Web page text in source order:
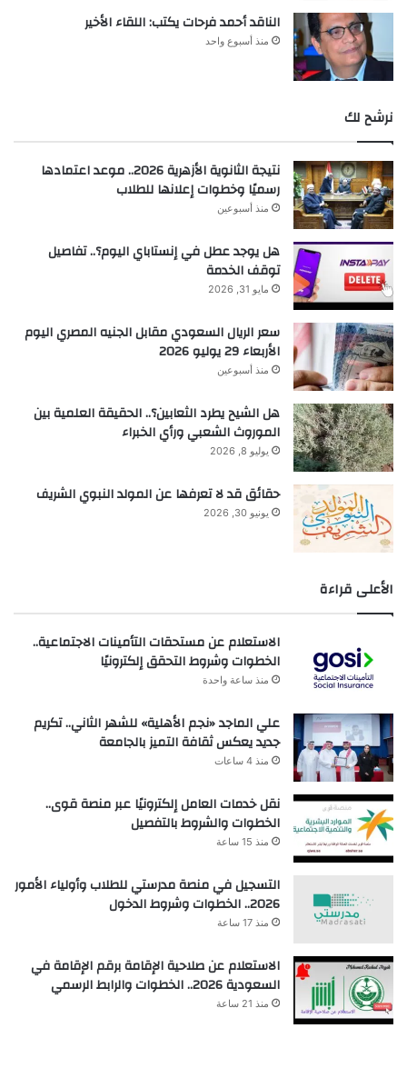
الناقد أحمد فرحات يكتب: اللقاء الأخير
منذ أسبوع واحد
نرشح لك
نتيجة الثانوية الأزهرية 2026.. موعد اعتمادها
رسميًا وخطوات إعلانها للطلاب
منذ أسبوعين
هل يوجد عطل في إنستاباي اليوم؟.. تفاصيل
توقف الخدمة
مايو 31, 2026
سعر الريال السعودي مقابل الجنيه المصري اليوم
الأربعاء 29 يوليو 2026
منذ أسبوعين
هل الشيح يطرد الثعابين؟.. الحقيقة العلمية بين
الموروث الشعبي ورأي الخبراء
يوليو 8, 2026
حقائق قد لا تعرفها عن المولد النبوي الشريف
يونيو 30, 2026
الأعلى قراءة
الاستعلام عن مستحقات التأمينات الاجتماعية..
الخطوات وشروط التحقق إلكترونيًا
منذ ساعة واحدة
علي الماجد «نجم الأهلية» للشهر الثاني.. تكريم
جديد يعكس ثقافة التميز بالجامعة
منذ 4 ساعات
نقل خدمات العامل إلكترونيًا عبر منصة قوى..
الخطوات والشروط بالتفصيل
منذ 15 ساعة
التسجيل في منصة مدرستي للطلاب وأولياء الأمور
2026.. الخطوات وشروط الدخول
منذ 17 ساعة
الاستعلام عن صلاحية الإقامة برقم الإقامة في
السعودية 2026.. الخطوات والرابط الرسمي
منذ 21 ساعة